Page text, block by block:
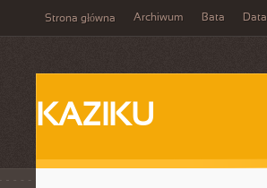
Strona główna Archiwum Bata Data
KAZIKU